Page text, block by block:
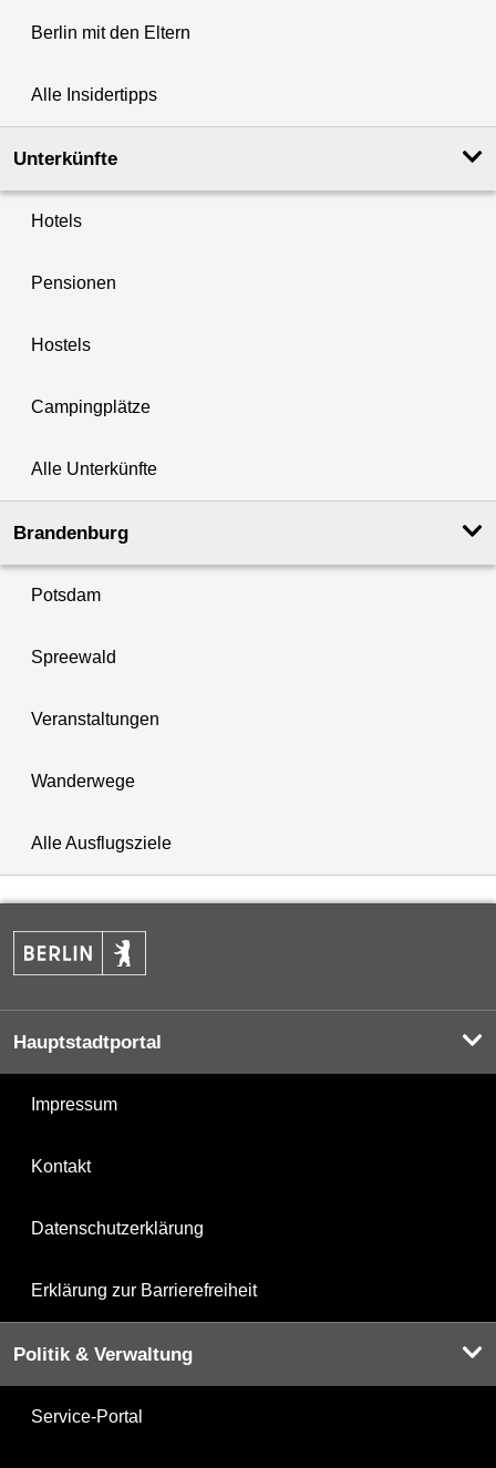
Berlin mit den Eltern
Alle Insidertipps
Unterkünfte
Hotels
Pensionen
Hostels
Campingplätze
Alle Unterkünfte
Brandenburg
Potsdam
Spreewald
Veranstaltungen
Wanderwege
Alle Ausflugsziele
Hauptstadtportal
Impressum
Kontakt
Datenschutzerklärung
Erklärung zur Barrierefreiheit
Politik & Verwaltung
Service-Portal